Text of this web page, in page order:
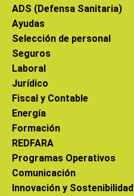
ADS (Defensa Sanitaria)
Ayudas
Selección de personal
Seguros
Laboral
Jurídico
Fiscal y Contable
Energía
Formación
REDFARA
Programas Operativos
Comunicación
Innovación y Sostenibilidad